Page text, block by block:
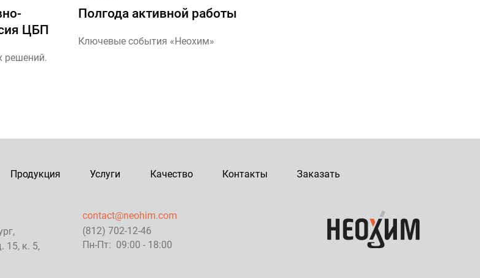
ЦБП
решений.
Полгода активной работы
Ключевые события «Неохим»
Продукция Услуги Качество Контакты Заказать
15, к. 5,
contact@neohim.com
(812) 702-12-46
Пн-Пт: 09:00 - 18:00